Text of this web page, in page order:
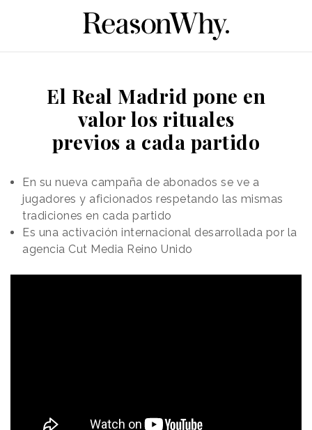
El Real Madrid pone en
valor los rituales
previos a cada partido
En su nueva campaña de abonados se ve a
jugadores y aficionados respetando las mismas
tradiciones en cada partido
Es una activación internacional desarrollada por la
agencia Cut Media Reino Unido